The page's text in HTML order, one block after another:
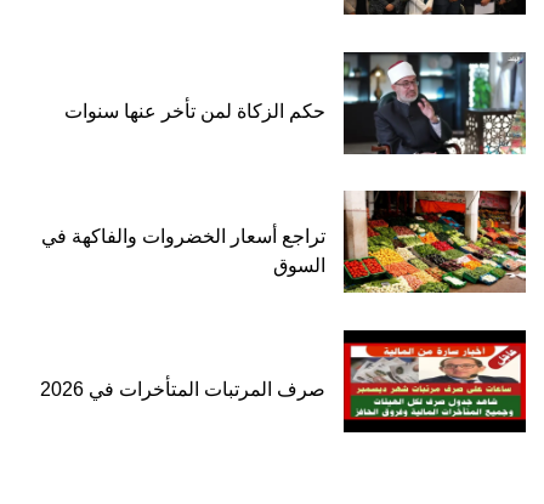
حكم الزكاة لمن تأخر عنها سنوات
تراجع أسعار الخضروات والفاكهة في
السوق
صرف المرتبات المتأخرات في 2026